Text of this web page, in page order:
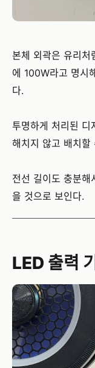
본체 외곽은 유리처
에 100W라고 명시
다.
투명하게 처리된 디
해치지 않고 배치할
전선 길이도 충분
을 것으로 보인다.
LED 출력